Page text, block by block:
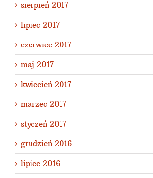
sierpień 2017
lipiec 2017
czerwiec 2017
maj 2017
kwiecień 2017
marzec 2017
styczeń 2017
grudzień 2016
lipiec 2016